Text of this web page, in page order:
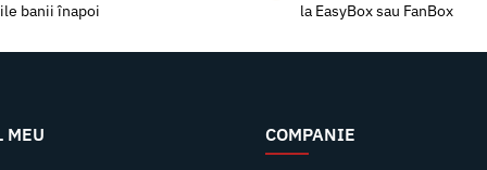
banii înapoi la EasyBox sau FanBox
MEU COMPANIE